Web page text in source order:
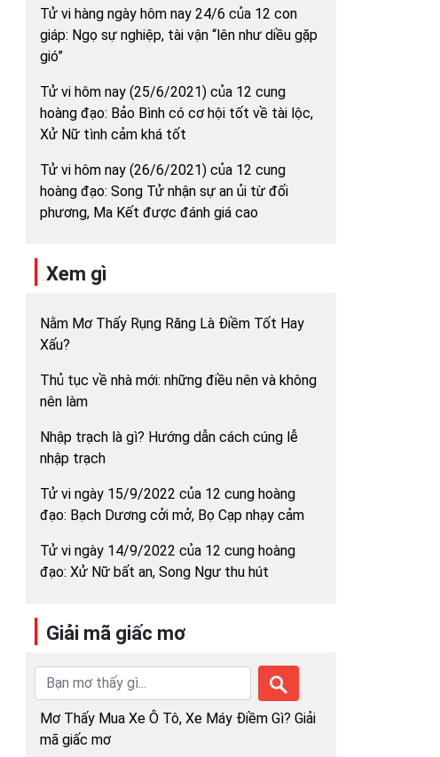
Tử vi hàng ngày hôm nay 24/6 của 12 con
giáp: Ngọ sự nghiệp, tài vận “lên như diều gặp
gió”
Tử vi hôm nay (25/6/2021) của 12 cung
hoàng đạo: Bảo Bình có cơ hội tốt về tài lộc,
Xử Nữ tình cảm khá tốt
Tử vi hôm nay (26/6/2021) của 12 cung
hoàng đạo: Song Tử nhận sự an ủi từ đối
phương, Ma Kết được đánh giá cao
Xem gì
Nằm Mơ Thấy Rụng Răng Là Điềm Tốt Hay
Xấu?
Thủ tục về nhà mới: những điều nên và không
nên làm
Nhập trạch là gì? Hướng dẫn cách cúng lễ
nhập trạch
Tử vi ngày 15/9/2022 của 12 cung hoàng
đạo: Bạch Dương cởi mở, Bọ Cạp nhạy cảm
Tử vi ngày 14/9/2022 của 12 cung hoàng
đạo: Xử Nữ bất an, Song Ngư thu hút
Giải mã giấc mơ
Mơ Thấy Mua Xe Ô Tô, Xe Máy Điềm Gì? Giải
mã giấc mơ